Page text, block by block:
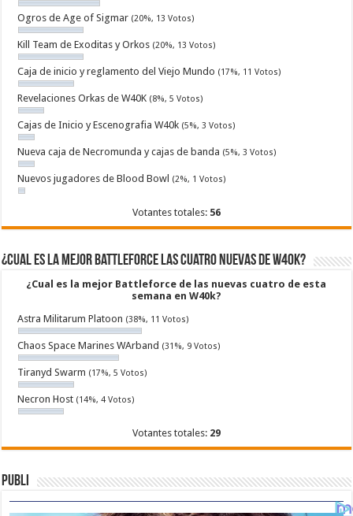
Ogros de Age of Sigmar (20%, 13 Votos)
Kill Team de Exoditas y Orkos (20%, 13 Votos)
Caja de inicio y reglamento del Viejo Mundo (17%, 11 Votos)
Revelaciones Orkas de W40K (8%, 5 Votos)
Cajas de Inicio y Escenografia W40k (5%, 3 Votos)
Nueva caja de Necromunda y cajas de banda (5%, 3 Votos)
Nuevos jugadores de Blood Bowl (2%, 1 Votos)
Votantes totales: 56
¿Cual es la mejor Battleforce las cuatro nuevas de W40k?
¿Cual es la mejor Battleforce de las nuevas cuatro de esta
semana en W40k?
Astra Militarum Platoon (38%, 11 Votos)
Chaos Space Marines WArband (31%, 9 Votos)
Tiranyd Swarm (17%, 5 Votos)
Necron Host (14%, 4 Votos)
Votantes totales: 29
Publi